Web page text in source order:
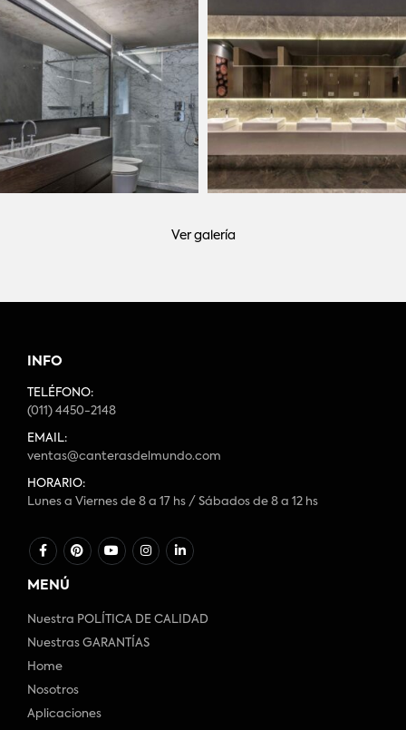
Ver galería
INFO
TELÉFONO:
(011) 4450-2148
EMAIL:
ventas@canterasdelmundo.com
HORARIO:
Lunes a Viernes de 8 a 17 hs / Sábados de 8 a 12 hs
MENÚ
Nuestra POLÍTICA DE CALIDAD
Nuestras GARANTÍAS
Home
Nosotros
Aplicaciones